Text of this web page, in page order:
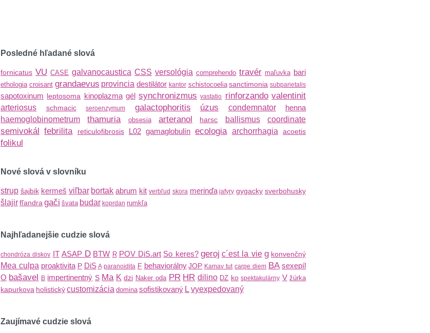
Posledné hľadané slová
fornicatus VU CASE galvanocaustica CSS versológia comprehendo travér maľuvka bari
ethologia croisant grandaevus provincia destilátor kantor schistocoelia sanctimonia subparietalis
sapotoxinum leptosoma kinoplazma gél synchronizmus vastatio rinforzando valentinit
arteriosus schmacic seroenzymum galactophoritis úzus condemnator
henna
haemoglobinometrum
thamuria obsesia arteranol harsc ballismus coordinate
semivokál febrilita reticulofibrosis L02 gamaglobulín ecologia archorrhagia acoetis
folikul
Nové slová v slovníku
strup šajbik kermeš viľbar bortak abrum kit verbľud skora merinďa jafyry gygacky sverbohusky
šlajirfľandra gači švata budar koprdan rumkľa
Najhľadanejšie cudzie slová
chondróza diskov IT ASAP D BTW R POV DiS.art So keres? geroj c´est la vie g konvenčný
Mea culpa proaktivita P DiS A paranoidita F behaviorálny JOP Kamav tut carpe diem BA sexepíl
O bašavel B impertinentný S Ma K dzi Naker oda PR HR dilino DZ ko spektakulárny V žúrka
kapurkova holistickýcustomizácia domina sofistikovaný L vyexpedovaný
Zaujímavé cudzie slová